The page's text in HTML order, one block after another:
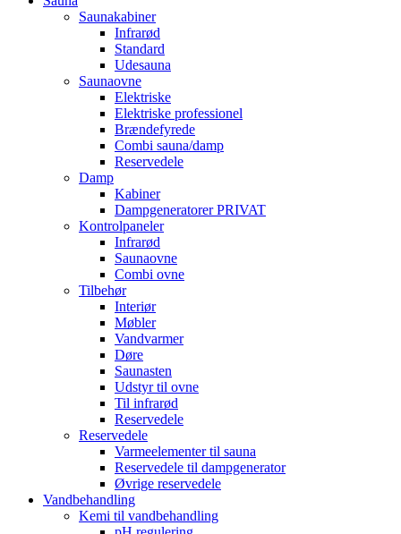
Saunakabiner
Infrarød
Standard
Udesauna
Saunaovne
Elektriske
Elektriske professionel
Brændefyrede
Combi sauna/damp
Reservedele
Damp
Kabiner
Dampgeneratorer PRIVAT
Kontrolpaneler
Infrarød
Saunaovne
Combi ovne
Tilbehør
Interiør
Møbler
Vandvarmer
Døre
Saunasten
Udstyr til ovne
Til infrarød
Reservedele
Reservedele
Varmeelementer til sauna
Reservedele til dampgenerator
Øvrige reservedele
Vandbehandling
Kemi til vandbehandling